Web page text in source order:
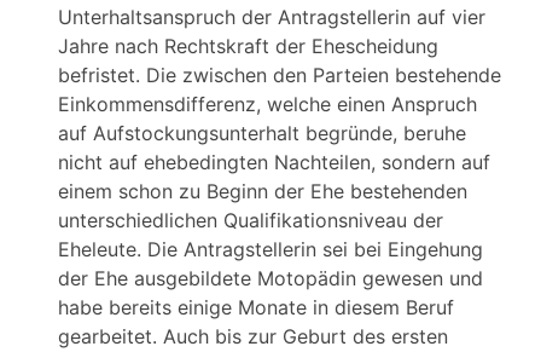
Unterhaltsanspruch der Antragstellerin auf vier
Jahre nach Rechtskraft der Ehescheidung
befristet. Die zwischen den Parteien bestehende
Einkommensdifferenz, welche einen Anspruch
auf Aufstockungsunterhalt begründe, beruhe
nicht auf ehebedingten Nachteilen, sondern auf
einem schon zu Beginn der Ehe bestehenden
unterschiedlichen Qualifikationsniveau der
Eheleute. Die Antragstellerin sei bei Eingehung
der Ehe ausgebildete Motopädin gewesen und
habe bereits einige Monate in diesem Beruf
gearbeitet. Auch bis zur Geburt des ersten